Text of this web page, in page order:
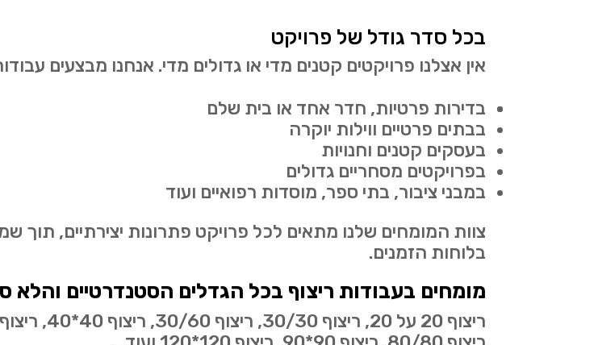
בכל סדר גודל של פרויקט
אין אצלנו פרויקטים קטנים מדי או גדולים מדי. אנחנו מבצעים
בדירות פרטיות, חדר אחד או בית שלם
בבתים פרטיים ווילות יוקרה
בעסקים קטנים וחנויות
בפרויקטים מסחריים גדולים
במבני ציבור, בתי ספר, מוסדות רפואיים ועוד
צוות המומחים שלנו מתאים לכל פרויקט פתרונות יצירתיים, תוך
בלוחות הזמנים.
מומחים בעבודות ריצוף בכל הגדלים הסטנדרטיים והלא